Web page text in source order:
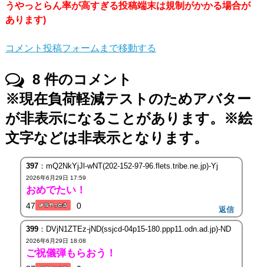
うやっとらん率が高すぎる投稿端末は規制がかかる場合が
あります)
コメント投稿フォームまで移動する
8件のコメント
※現在負荷軽減テストのためアバター
が非表示になることがあります。※絵
文字などは非表示となります。
397：mQ2NkYjJl-wNT(202-152-97-96.flets.tribe.ne.jp)-Yj
2026年6月29日 17:59
おめでたい！
47 0 返信
399：DVjN1ZTEz-jND(ssjcd-04p15-180.ppp11.odn.ad.jp)-ND
2026年6月29日 18:08
ご祝儀弾もらおう！